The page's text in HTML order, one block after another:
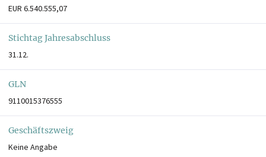
EUR 6.540.555,07
Stichtag Jahresabschluss
31.12.
GLN
9110015376555
Geschäftszweig
Keine Angabe